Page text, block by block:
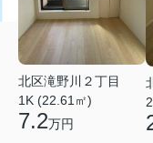
北区滝野川２丁目
1K (22.61㎡)
7.2万円